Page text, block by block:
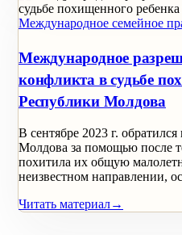
Международное семейное
Международное
конфликта в судьбе
Республики Молдова
В сентябре 2023 г.
Молдова за помощью после
похитила их общую
неизвестном направлении,
Читать материал→